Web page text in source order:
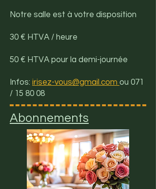
Notre salle est à votre disposition
30 € HTVA / heure
50 € HTVA pour la demi-journée
Infos: irisez-vous@gmail.com ou 071
/ 15 80 08
Abonnements